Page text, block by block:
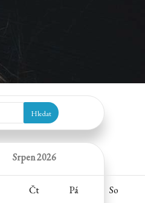
Hledat
Srpen 2026
Čt Pá So